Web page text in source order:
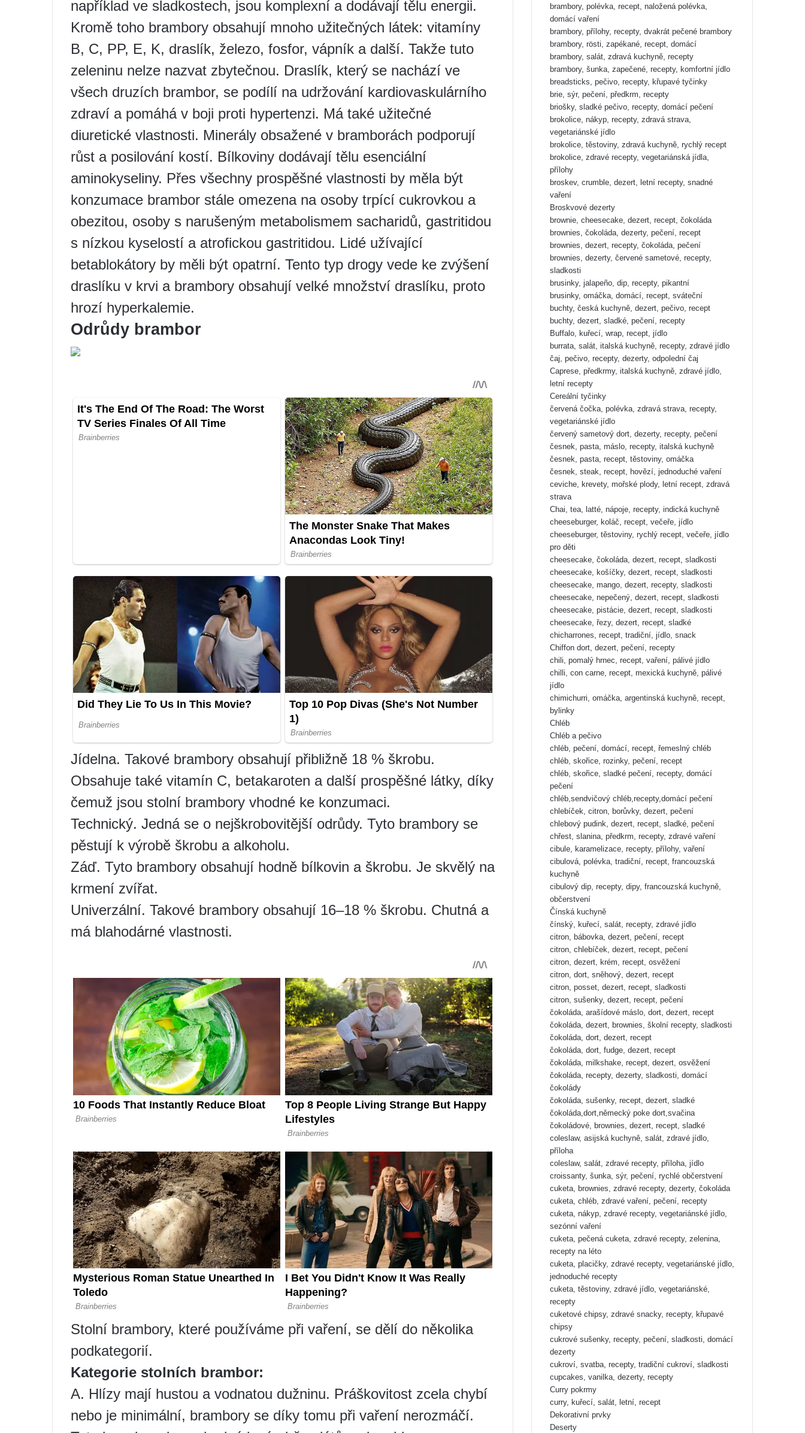
například ve sladkostech, jsou komplexní a dodávají tělu energii.
Kromě toho brambory obsahují mnoho užitečných látek: vitamíny
B, C, PP, E, K, draslík, železo, fosfor, vápník a další. Takže tuto
zeleninu nelze nazvat zbytečnou. Draslík, který se nachází ve
všech druzích brambor, se podílí na udržování kardiovaskulárního
zdraví a pomáhá v boji proti hypertenzi. Má také užitečné
diuretické vlastnosti. Minerály obsažené v bramborách podporují
růst a posilování kostí. Bílkoviny dodávají tělu esenciální
aminokyseliny. Přes všechny prospěšné vlastnosti by měla být
konzumace brambor stále omezena na osoby trpící cukrovkou a
obezitou, osoby s narušeným metabolismem sacharidů, gastritidou
s nízkou kyselostí a atrofickou gastritidou. Lidé užívající
betablokátory by měli být opatrní. Tento typ drogy vede ke zvýšení
draslíku v krvi a brambory obsahují velké množství draslíku, proto
hrozí hyperkalemie.
Odrůdy brambor
Jídelna. Takové brambory obsahují přibližně 18 % škrobu.
Obsahuje také vitamín C, betakaroten a další prospěšné látky, díky
čemuž jsou stolní brambory vhodné ke konzumaci.
Technický. Jedná se o nejškrobovitější odrůdy. Tyto brambory se
pěstují k výrobě škrobu a alkoholu.
Záď. Tyto brambory obsahují hodně bílkovin a škrobu. Je skvělý na
krmení zvířat.
Univerzální. Takové brambory obsahují 16–18 % škrobu. Chutná a
má blahodárné vlastnosti.
Stolní brambory, které používáme při vaření, se dělí do několika
podkategorií.
Kategorie stolních brambor:
A. Hlízy mají hustou a vodnatou dužninu. Práškovitost zcela chybí
nebo je minimální, brambory se díky tomu při vaření nerozmáčí.
brambory, polévka, recept, naložená polévka,
domácí vaření
brambory, přílohy, recepty, dvakrát pečené brambory
brambory, rösti, zapékané, recept, domácí
brambory, salát, zdravá kuchyně, recepty
brambory, šunka, zapečené, recepty, komfortní jídlo
breadsticks, pečivo, recepty, křupavé tyčinky
brie, sýr, pečení, předkrm, recepty
briošky, sladké pečivo, recepty, domácí pečení
brokolice, nákyp, recepty, zdravá strava,
vegetariánské jídlo
brokolice, těstoviny, zdravá kuchyně, rychlý recept
brokolice, zdravé recepty, vegetariánská jídla,
přílohy
broskev, crumble, dezert, letní recepty, snadné
vaření
Broskvové dezerty
brownie, cheesecake, dezert, recept, čokoláda
brownies, čokoláda, dezerty, pečení, recept
brownies, dezert, recepty, čokoláda, pečení
brownies, dezerty, červené sametové, recepty,
sladkosti
brusinky, jalapeño, dip, recepty, pikantní
brusinky, omáčka, domácí, recept, sváteční
buchty, česká kuchyně, dezert, pečivo, recept
buchty, dezert, sladké, pečení, recepty
Buffalo, kuřecí, wrap, recept, jídlo
burrata, salát, italská kuchyně, recepty, zdravé jídlo
čaj, pečivo, recepty, dezerty, odpolední čaj
Caprese, předkrmy, italská kuchyně, zdravé jídlo,
letní recepty
Cereální tyčinky
červená čočka, polévka, zdravá strava, recepty,
vegetariánské jídlo
červený sametový dort, dezerty, recepty, pečení
česnek, pasta, máslo, recepty, italská kuchyně
česnek, pasta, recept, těstoviny, omáčka
česnek, steak, recept, hovězí, jednoduché vaření
ceviche, krevety, mořské plody, letní recept, zdravá
strava
Chai, tea, latté, nápoje, recepty, indická kuchyně
cheeseburger, koláč, recept, večeře, jídlo
cheeseburger, těstoviny, rychlý recept, večeře, jídlo
pro děti
cheesecake, čokoláda, dezert, recept, sladkosti
cheesecake, košíčky, dezert, recept, sladkosti
cheesecake, mango, dezert, recepty, sladkosti
cheesecake, nepečený, dezert, recept, sladkosti
cheesecake, pistácie, dezert, recept, sladkosti
cheesecake, řezy, dezert, recept, sladké
chicharrones, recept, tradiční, jídlo, snack
Chiffon dort, dezert, pečení, recepty
chili, pomalý hrnec, recept, vaření, pálivé jídlo
chilli, con carne, recept, mexická kuchyně, pálivé
jídlo
chimichurri, omáčka, argentinská kuchyně, recept,
bylinky
Chléb
Chléb a pečivo
chléb, pečení, domácí, recept, řemeslný chléb
chléb, skořice, rozinky, pečení, recept
chléb, skořice, sladké pečení, recepty, domácí
pečení
chléb,sendvičový chléb,recepty,domácí pečení
chlebíček, citron, borůvky, dezert, pečení
chlebový pudink, dezert, recept, sladké, pečení
chřest, slanina, předkrm, recepty, zdravé vaření
cibule, karamelizace, recepty, přílohy, vaření
cibulová, polévka, tradiční, recept, francouzská
kuchyně
cibulový dip, recepty, dipy, francouzská kuchyně,
občerstvení
Čínská kuchyně
čínský, kuřecí, salát, recepty, zdravé jídlo
citron, bábovka, dezert, pečení, recept
citron, chlebíček, dezert, recept, pečení
citron, dezert, krém, recept, osvěžení
citron, dort, sněhový, dezert, recept
citron, posset, dezert, recept, sladkosti
citron, sušenky, dezert, recept, pečení
čokoláda, arašídové máslo, dort, dezert, recept
čokoláda, dezert, brownies, školní recepty, sladkosti
čokoláda, dort, dezert, recept
čokoláda, dort, fudge, dezert, recept
čokoláda, milkshake, recept, dezert, osvěžení
čokoláda, recepty, dezerty, sladkosti, domácí
čokolády
čokoláda, sušenky, recept, dezert, sladké
čokoláda,dort,německý poke dort,svačina
čokoládové, brownies, dezert, recept, sladké
coleslaw, asijská kuchyně, salát, zdravé jídlo,
příloha
coleslaw, salát, zdravé recepty, příloha, jídlo
croissanty, šunka, sýr, pečení, rychlé občerstvení
cuketa, brownies, zdravé recepty, dezerty, čokoláda
cuketa, chléb, zdravé vaření, pečení, recepty
cuketa, nákyp, zdravé recepty, vegetariánské jídlo,
sezónní vaření
cuketa, pečená cuketa, zdravé recepty, zelenina,
recepty na léto
cuketa, placičky, zdravé recepty, vegetariánské jídlo,
jednoduché recepty
cuketa, těstoviny, zdravé jídlo, vegetariánské,
recepty
cuketové chipsy, zdravé snacky, recepty, křupavé
chipsy
cukrové sušenky, recepty, pečení, sladkosti, domácí
dezerty
cukroví, svatba, recepty, tradiční cukroví, sladkosti
cupcakes, vanilka, dezerty, recepty
Curry pokrmy
curry, kuřecí, salát, letní, recept
Dekorativní prvky
Deserty